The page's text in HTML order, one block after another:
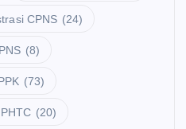
CPNS (24)
(8)
(73)
PHTC (20)